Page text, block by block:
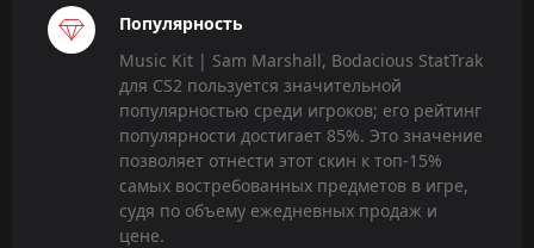
Популярность
Music Kit | Sam Marshall, Bodacious StatTrak
для CS2 пользуется значительной
популярностью среди игроков; его рейтинг
популярности достигает 85%. Это значение
позволяет отнести этот скин к топ-15%
самых востребованных предметов в игре,
судя по объему ежедневных продаж и
цене.